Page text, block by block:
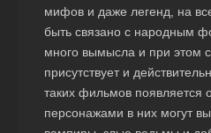
мифов и даже легенд, на
быть связано с народным
много вымысла и при этом
присутствует и
таких фильмов появляется
персонажами в них могут